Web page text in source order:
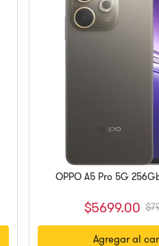
OPPO A5 Pro 5G
$5699.00 $
Agregar al